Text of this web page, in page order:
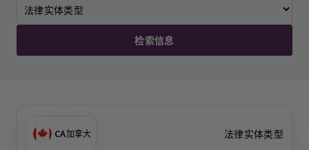
检索信息
CA加拿大 法律实体类型